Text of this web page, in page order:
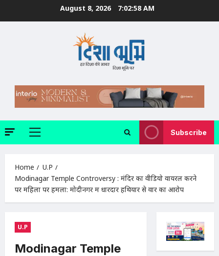
August 8, 2026 7:02:59 AM
Primary
Subscribe
Home
U.P
Modinagar Temple Controversy : मंदिर का वीडियो वायरल करने
पर महिला पर हमला: मोदीनगर में धारदार हथियार से वार का आरोप
U.P
Modinagar Temple